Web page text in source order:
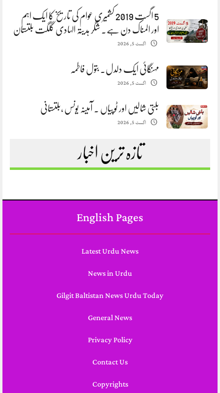
5 اگست 2019 کشمیری عوام کی تاریخ کا ایک اہم
اور المناک دن ہے. شگر ہدیتہ الہادی گلگت بلتستان
اگست 5, 2026
مہنگائی ایک دلدل. بتول فاطمہ
اگست 5, 2026
بلتی شالیں اور ٹوپیاں . آمینہ یونس ،بلتستانی
اگست 5, 2026
تازہ ترین اخبار
English Pages
Latest Urdu News
News in Urdu
Gilgit Baltistan News Urdu Today
General News
Privacy Policy
Contact Us
Copyrights